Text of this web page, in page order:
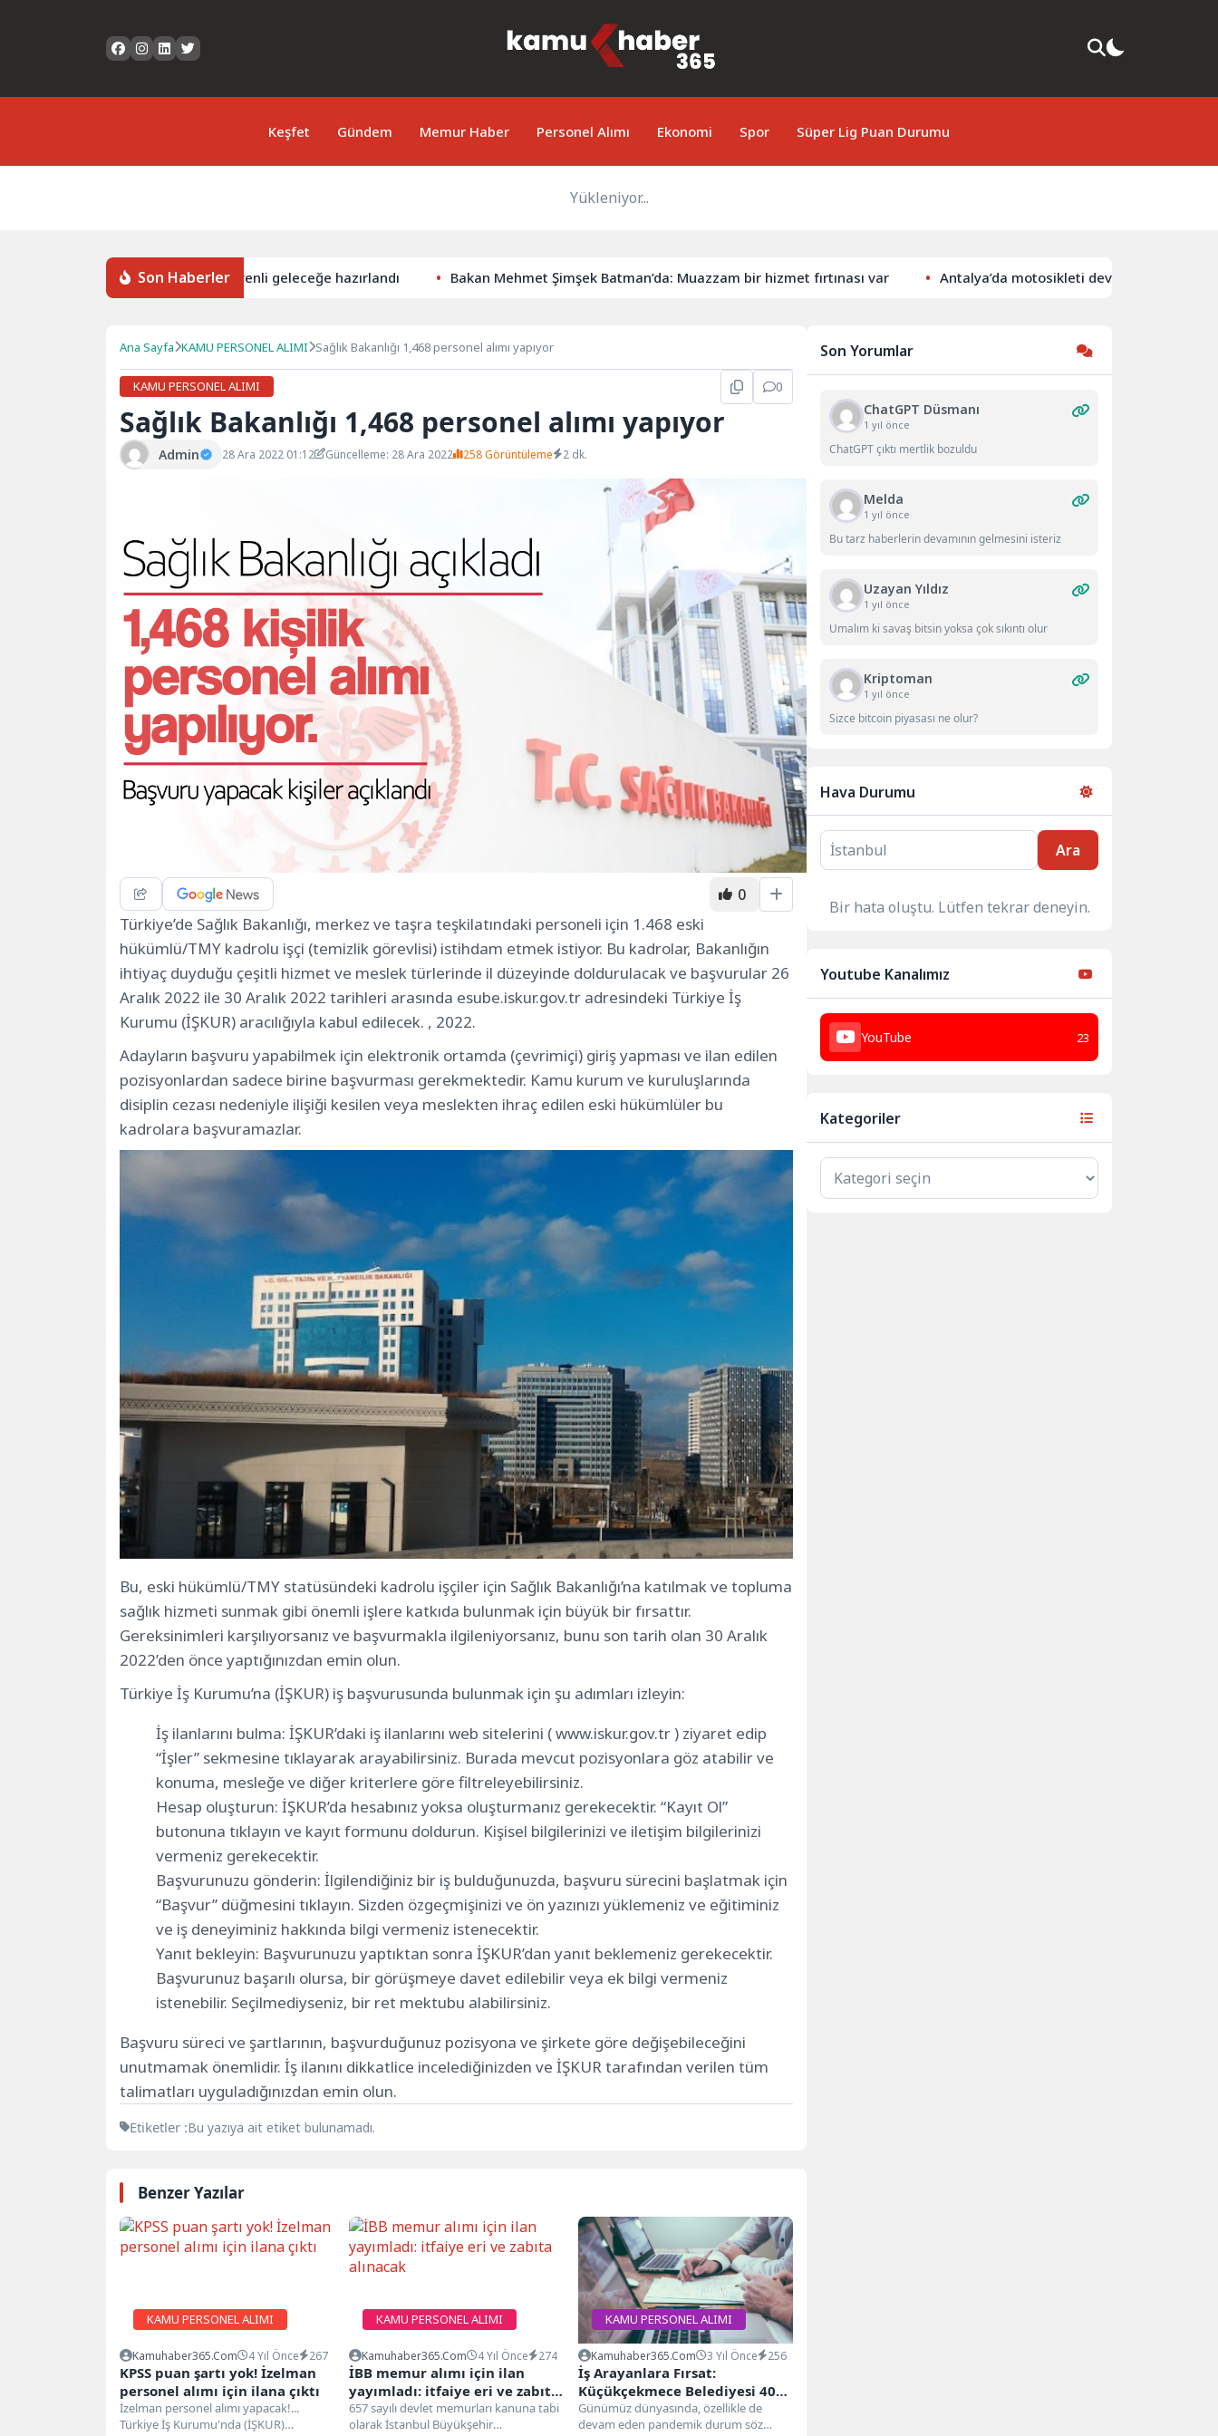
Keşfet Gündem Memur Haber Personel Alımı Ekonomi Spor Süper Lig Puan Durumu
Yükleniyor...
Son Haberler
1500 göçmen genç güvenli geleceğe hazırlandı Bakan Mehmet Şimşek Batman’da: Muazzam bir hizmet fırtınası var Antalya’da motosikleti devrilen genç hayatını
Ana Sayfa KAMU PERSONEL ALIMI Sağlık Bakanlığı 1,468 personel alımı yapıyor
KAMU PERSONEL ALIMI 0
Sağlık Bakanlığı 1,468 personel alımı yapıyor
Admin 28 Ara 2022 01:12 Güncelleme: 28 Ara 2022 258 Görüntüleme 2 dk.
0
Türkiye’de Sağlık Bakanlığı, merkez ve taşra teşkilatındaki personeli için 1.468 eski
hükümlü/TMY kadrolu işçi (temizlik görevlisi) istihdam etmek istiyor. Bu kadrolar, Bakanlığın
ihtiyaç duyduğu çeşitli hizmet ve meslek türlerinde il düzeyinde doldurulacak ve başvurular 26
Aralık 2022 ile 30 Aralık 2022 tarihleri ​​arasında esube.iskur.gov.tr ​​adresindeki Türkiye İş
Kurumu (İŞKUR) aracılığıyla kabul edilecek. , 2022.
Adayların başvuru yapabilmek için elektronik ortamda (çevrimiçi) giriş yapması ve ilan edilen
pozisyonlardan sadece birine başvurması gerekmektedir. Kamu kurum ve kuruluşlarında
disiplin cezası nedeniyle ilişiği kesilen veya meslekten ihraç edilen eski hükümlüler bu
kadrolara başvuramazlar.
Bu, eski hükümlü/TMY statüsündeki kadrolu işçiler için Sağlık Bakanlığı’na katılmak ve topluma
sağlık hizmeti sunmak gibi önemli işlere katkıda bulunmak için büyük bir fırsattır.
Gereksinimleri karşılıyorsanız ve başvurmakla ilgileniyorsanız, bunu son tarih olan 30 Aralık
2022’den önce yaptığınızdan emin olun.
Türkiye İş Kurumu’na (İŞKUR) iş başvurusunda bulunmak için şu adımları izleyin:
İş ilanlarını bulma: İŞKUR’daki iş ilanlarını web sitelerini (www.iskur.gov.tr ​​) ziyaret edip
“İşler” sekmesine tıklayarak arayabilirsiniz. Burada mevcut pozisyonlara göz atabilir ve
konuma, mesleğe ve diğer kriterlere göre filtreleyebilirsiniz.
Hesap oluşturun: İŞKUR’da hesabınız yoksa oluşturmanız gerekecektir. “Kayıt Ol”
butonuna tıklayın ve kayıt formunu doldurun. Kişisel bilgilerinizi ve iletişim bilgilerinizi
vermeniz gerekecektir.
Başvurunuzu gönderin: İlgilendiğiniz bir iş bulduğunuzda, başvuru sürecini başlatmak için
“Başvur” düğmesini tıklayın. Sizden özgeçmişinizi ve ön yazınızı yüklemeniz ve eğitiminiz
ve iş deneyiminiz hakkında bilgi vermeniz istenecektir.
Yanıt bekleyin: Başvurunuzu yaptıktan sonra İŞKUR’dan yanıt beklemeniz gerekecektir.
Başvurunuz başarılı olursa, bir görüşmeye davet edilebilir veya ek bilgi vermeniz
istenebilir. Seçilmediyseniz, bir ret mektubu alabilirsiniz.
Başvuru süreci ve şartlarının, başvurduğunuz pozisyona ve şirkete göre değişebileceğini
unutmamak önemlidir. İş ilanını dikkatlice incelediğinizden ve İŞKUR tarafından verilen tüm
talimatları uyguladığınızdan emin olun.
Etiketler :Bu yazıya ait etiket bulunamadı.
Benzer Yazılar
KAMU PERSONEL ALIMI
Kamuhaber365.com 4 Yıl Önce 267
KPSS puan şartı yok! İzelman
personel alımı için ilana çıktı
İzelman personel alımı yapacak!...
Türkiye İş Kurumu'nda (İŞKUR)
KAMU PERSONEL ALIMI
Kamuhaber365.com 4 Yıl Önce 274
İBB memur alımı için ilan
yayımladı: itfaiye eri ve zabıta
alınacak
657 sayılı devlet memurları kanuna tabi
olarak İstanbul Büyükşehir
KAMU PERSONEL ALIMI
Kamuhaber365.com 3 Yıl Önce 256
İş Arayanlara Fırsat:
Küçükçekmece Belediyesi 40
Personel Alımı
Günümüz dünyasında, özellikle de
devam eden pandemik durum söz
Son Yorumlar
ChatGPT Düsmanı
1 yıl önce
ChatGPT çıktı mertlik bozuldu
Melda
1 yıl önce
Bu tarz haberlerin devamının gelmesini isteriz
Uzayan Yıldız
1 yıl önce
Umalım ki savaş bitsin yoksa çok sıkıntı olur
Kriptoman
1 yıl önce
Sizce bitcoin piyasası ne olur?
Hava Durumu
Ara
Bir hata oluştu. Lütfen tekrar deneyin.
Youtube Kanalımız
YouTube 23
Kategoriler